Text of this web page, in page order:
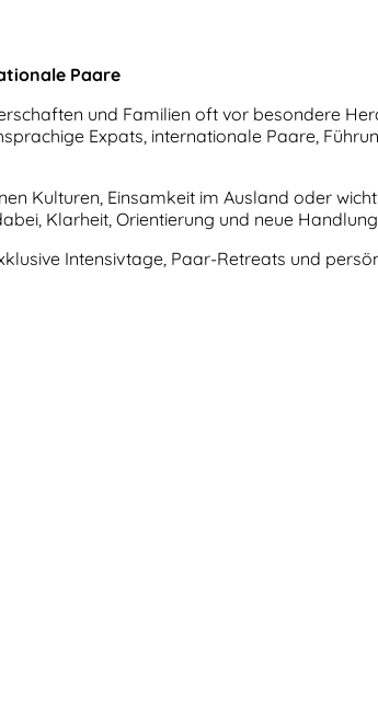
Paare
und Familien oft vor besondere
Expats, internationale Paare,
Kulturen, Einsamkeit im Ausland oder
Klarheit, Orientierung und neue
Intensivtage, Paar-Retreats und